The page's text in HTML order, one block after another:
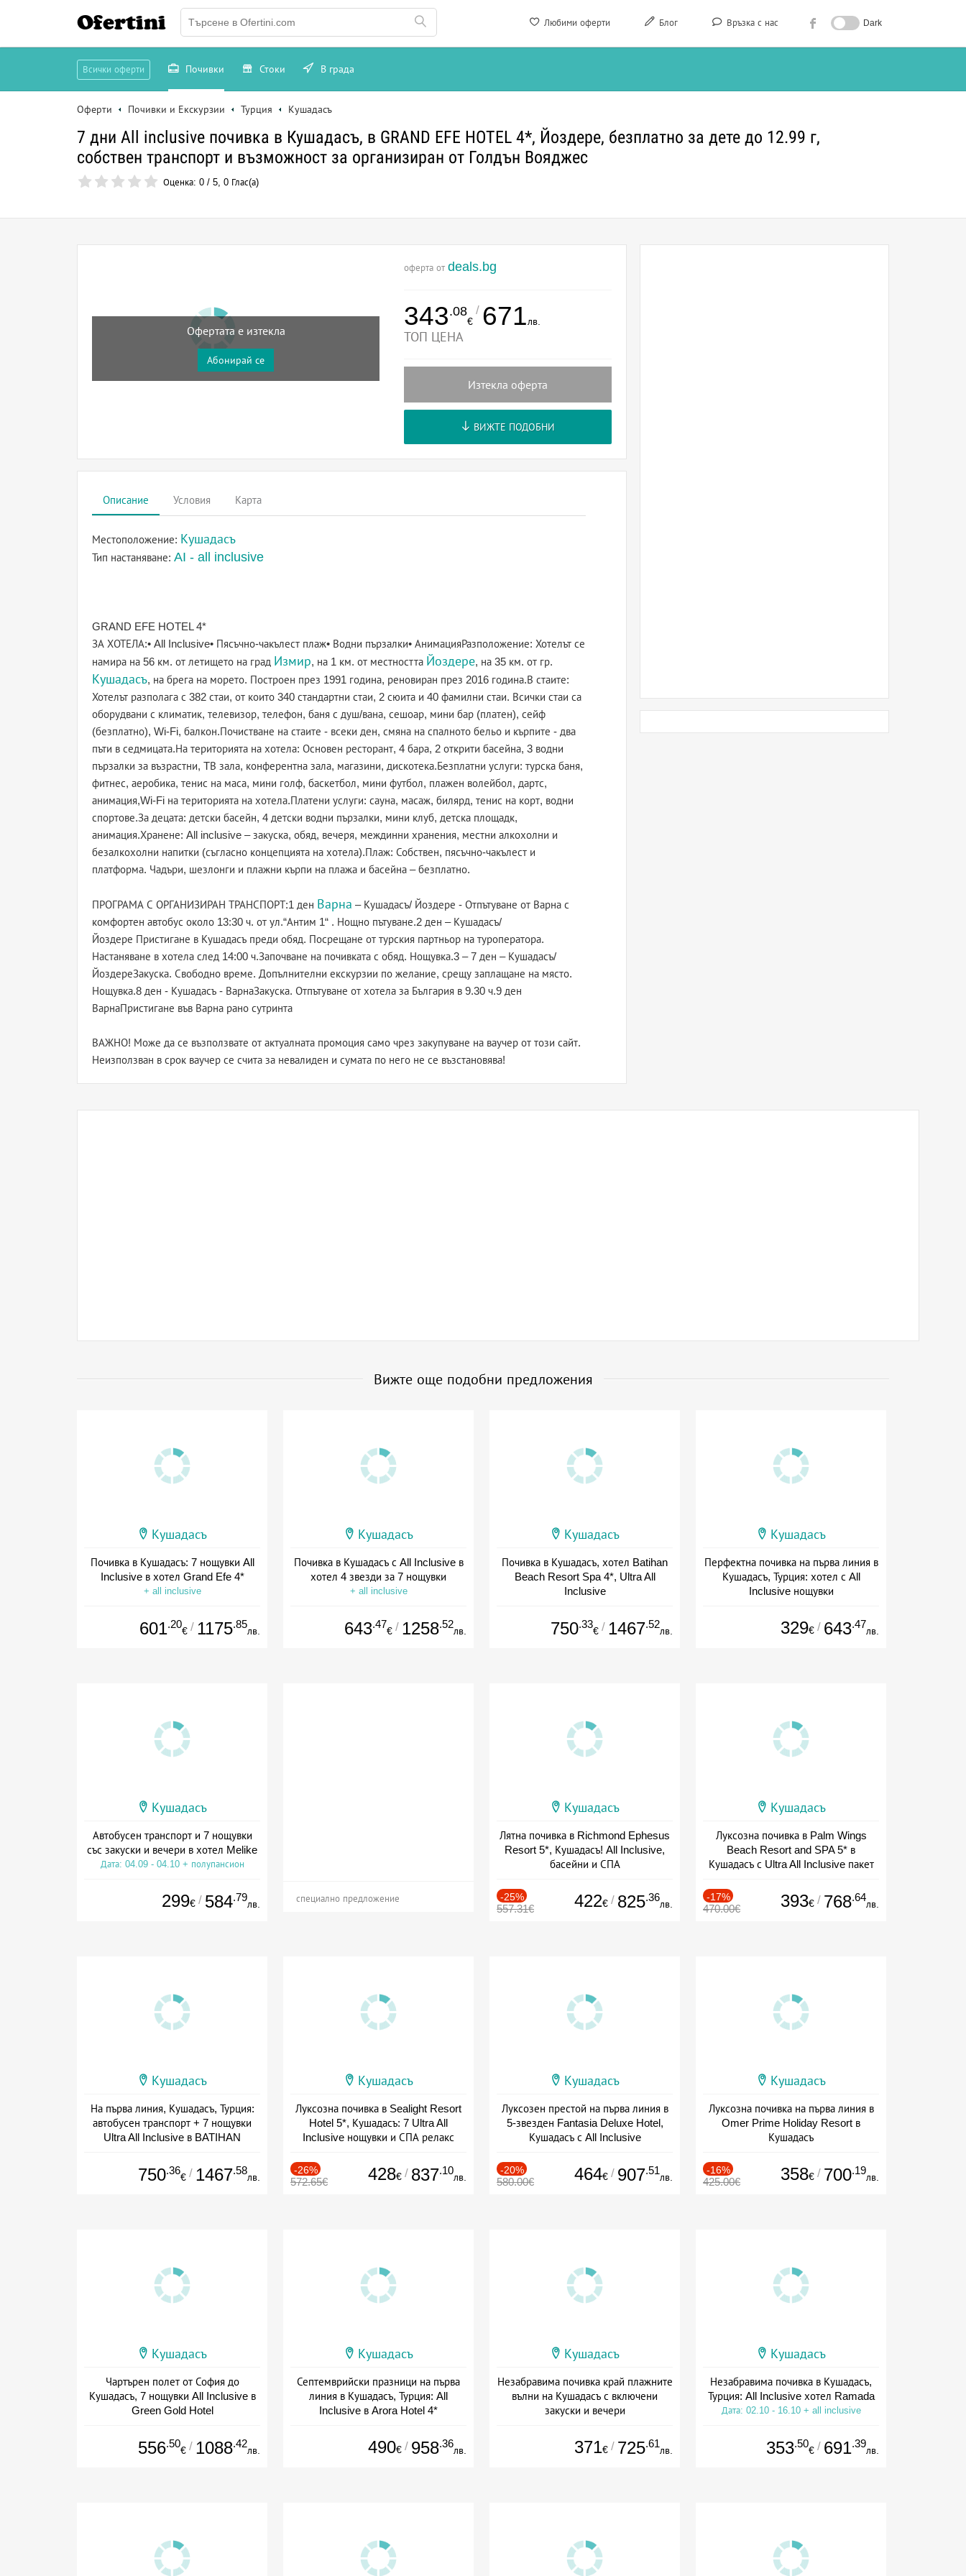
Любими оферти Блог Връзка с нас Dark
Ofertini
Всички оферти Почивки Стоки В града
Оферти Почивки и Екскурзии Турция Кушадасъ
7 дни All inclusive почивка в Кушадасъ, в GRAND EFE HOTEL 4*, Йоздере, безплатно за дете до 12.99 г,
собствен транспорт и възможност за организиран от Голдън Вояджес
Оценка: 0 / 5, 0 Глас(а)
Офертата е изтекла
Абонирай се
оферта от deals.bg
343.08
€
/ 671лв.
ТОП ЦЕНА
Изтекла оферта
ВИЖТЕ ПОДОБНИ
Описание Условия Карта
Местоположение: Кушадасъ
Тип настаняване: AI - all inclusive
GRAND EFE HOTEL 4*
ЗА ХОТЕЛА:• All Inclusive• Пясъчно-чакълест плаж• Водни пързалки• АнимацияРазположение: Хотелът се
намира на 56 км. от летището на град Измир, на 1 км. от местността Йоздере, на 35 км. от гр.
Кушадасъ, на брега на морето. Построен през 1991 година, реновиран през 2016 година.В стаите:
Хотелът разполага с 382 стаи, от които 340 стандартни стаи, 2 сюита и 40 фамилни стаи. Всички стаи са
оборудвани с климатик, телевизор, телефон, баня с душ/вана, сешоар, мини бар (платен), сейф
(безплатно), Wi-Fi, балкон.Почистване на стаите - всеки ден, смяна на спалното бельо и кърпите - два
пъти в седмицата.На територията на хотела: Основен ресторант, 4 бара, 2 открити басейна, 3 водни
пързалки за възрастни, TВ зала, конферентна зала, магазини, дискотека.Безплатни услуги: турска баня,
фитнес, аеробика, тенис на маса, мини голф, баскетбол, мини футбол, плажен волейбол, дартс,
анимация,Wi-Fi на територията на хотела.Платени услуги: сауна, масаж, билярд, тенис на корт, водни
спортове.За децата: детски басейн, 4 детски водни пързалки, мини клуб, детска площадк,
анимация.Хранене: All inclusive – закуска, обяд, вечеря, междинни хранения, местни алкохолни и
безалкохолни напитки (съгласно концепцията на хотела).Плаж: Собствен, пясъчно-чакълест и
платформа. Чадъри, шезлонги и плажни кърпи на плажа и басейна – безплатно.
ПРОГРАМА С ОРГАНИЗИРАН ТРАНСПОРТ:1 ден Варна – Кушадасъ/ Йоздере - Отпътуване от Варна с
комфортен автобус около 13:30 ч. от ул.“Антим 1“ . Нощно пътуване.2 ден – Кушадасъ/
Йоздере Пристигане в Кушадасъ преди обяд. Посрещане от турския партньор на туроператора.
Настаняване в хотела след 14:00 ч.Започване на почивката с обяд. Нощувка.3 – 7 ден – Кушадасъ/
ЙоздереЗакуска. Свободно време. Допълнителни екскурзии по желание, срещу заплащане на място.
Нощувка.8 ден - Кушадасъ - ВарнаЗакуска. Отпътуване от хотела за България в 9.30 ч.9 ден
ВарнаПристигане във Варна рано сутринта
ВАЖНО! Може да се възползвате от актуалната промоция само чрез закупуване на ваучер от този сайт.
Неизползван в срок ваучер се счита за невалиден и сумата по него не се възстановява!
Вижте още подобни предложения
Кушадасъ
Почивка в Кушадасъ: 7 нощувки All
Inclusive в хотел Grand Efe 4*
+ all inclusive
601.20
€ / 1175.85
лв.
Кушадасъ
Почивка в Кушадасъ с All Inclusive в
хотел 4 звезди за 7 нощувки
+ all inclusive
643.47
€ / 1258.52
лв.
Кушадасъ
Почивка в Кушадасъ, хотел Batihan
Beach Resort Spa 4*, Ultra All
Inclusive
750.33
€ / 1467.52
лв.
Кушадасъ
Перфектна почивка на първа линия в
Кушадасъ, Турция: хотел с All
Inclusive нощувки
329€ / 643.47
лв.
Кушадасъ
Автобусен транспорт и 7 нощувки
със закуски и вечери в хотел Melike
Дата: 04.09 - 04.10 + полупансион
299€ / 584.79
лв. специално предложение
Кушадасъ
Лятна почивка в Richmond Ephesus
Resort 5*, Кушадасъ! All Inclusive,
басейни и СПА
-25%
557.31€ 422€ / 825.36
лв.
Кушадасъ
Луксозна почивка в Palm Wings
Beach Resort and SPA 5* в
Кушадасъ с Ultra All Inclusive пакет
-17%
470.00€ 393€ / 768.64
лв.
Кушадасъ
На първа линия, Кушадасъ, Турция:
автобусен транспорт + 7 нощувки
Ultra All Inclusive в BATIHAN
Дата: 28.08 - 06.09 + all inclusive
750.36
€ / 1467.58
лв.
Кушадасъ
Луксозна почивка в Sealight Resort
Hotel 5*, Кушадасъ: 7 Ultra All
Inclusive нощувки и СПА релакс
-26%
572.65€ 428€ / 837.10
лв.
Кушадасъ
Луксозен престой на първа линия в
5-звезден Fantasia Deluxe Hotel,
Кушадасъ с All Inclusive
-20%
580.00€ 464€ / 907.51
лв.
Кушадасъ
Луксозна почивка на първа линия в
Omer Prime Holiday Resort в
Кушадасъ
-16%
425.00€ 358€ / 700.19
лв.
Кушадасъ
Чартърен полет от София до
Кушадасъ, 7 нощувки All Inclusive в
Green Gold Hotel
556.50
€ / 1088.42
лв.
Кушадасъ
Септемврийски празници на първа
линия в Кушадасъ, Турция: All
Inclusive в Arora Hotel 4*
490€ / 958.36
лв.
Кушадасъ
Незабравима почивка край плажните
вълни на Кушадасъ с включени
закуски и вечери
371€ / 725.61
лв.
Кушадасъ
Незабравима почивка в Кушадасъ,
Турция: All Inclusive хотел Ramada
Дата: 02.10 - 16.10 + all inclusive
353.50
€ / 691.39
лв.